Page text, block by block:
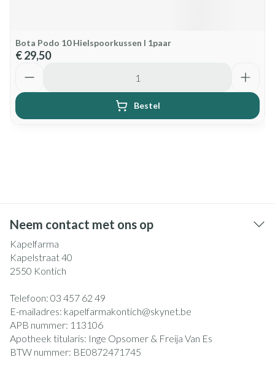
Bota Podo 10 Hielspoorkussen l 1paar
€ 29,50
Bestel
Neem contact met ons op
Kapelfarma
Kapelstraat 40
2550 Kontich
Telefoon: 03 457 62 49
E-mailadres: kapelfarmakontich@skynet.be
APB nummer: 113106
Apotheek titularis: Inge Opsomer & Freija Van Es
BTW nummer: BE0872471745